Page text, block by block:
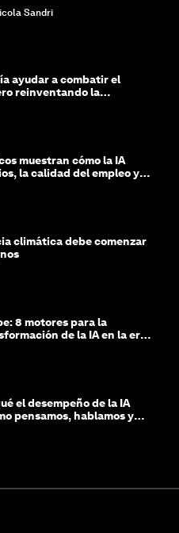
Sandri
ayudar a combatir el
reinventando la
muestran cómo la IA
la calidad del empleo y
climática debe comenzar
8 motores para la
de la IA en la era
el desempeño de la IA
pensamos, hablamos y